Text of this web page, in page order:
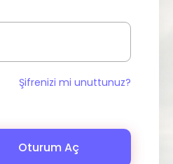
Şifrenizi mi unuttunuz?
Oturum Aç